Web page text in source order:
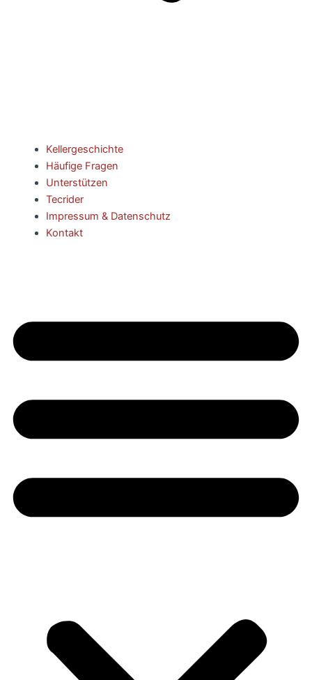
Kellergeschichte
Häufige Fragen
Unterstützen
Tecrider
Impressum & Datenschutz
Kontakt